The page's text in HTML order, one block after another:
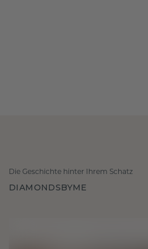
Die Geschichte hinter Ihrem Schatz
DIAMONDSBYME